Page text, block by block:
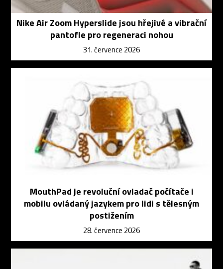
Nike Air Zoom Hyperslide jsou hřejivé a vibrační
pantofle pro regeneraci nohou
31. července 2026
MouthPad je revoluční ovladač počítače i
mobilu ovládaný jazykem pro lidi s tělesným
postižením
28. července 2026